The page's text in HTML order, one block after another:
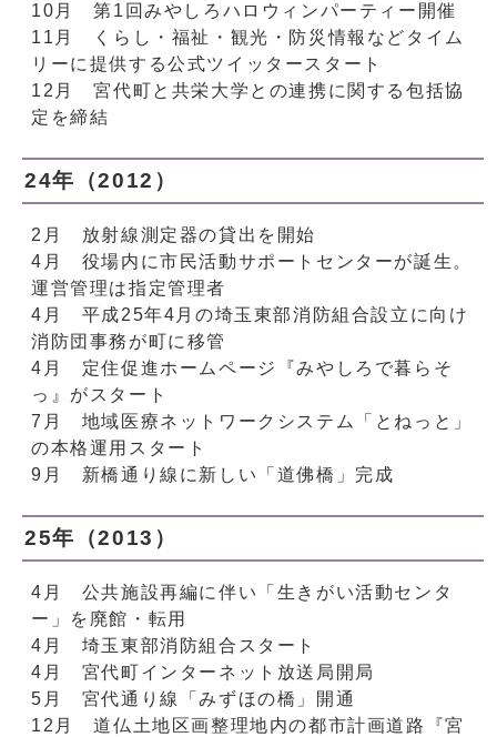
10月 第1回みやしろハロウィンパーティー開催
11月 くらし・福祉・観光・防災情報などタイム
リーに提供する公式ツイッタースタート
12月 宮代町と共栄大学との連携に関する包括協
定を締結
24年（2012）
2月 放射線測定器の貸出を開始
4月 役場内に市民活動サポートセンターが誕生。
運営管理は指定管理者
4月 平成25年4月の埼玉東部消防組合設立に向け
消防団事務が町に移管
4月 定住促進ホームページ『みやしろで暮らそ
っ』がスタート
7月 地域医療ネットワークシステム「とねっと」
の本格運用スタート
9月 新橋通り線に新しい「道佛橋」完成
25年（2013）
4月 公共施設再編に伴い「生きがい活動センタ
ー」を廃館・転用
4月 埼玉東部消防組合スタート
4月 宮代町インターネット放送局開局
5月 宮代通り線「みずほの橋」開通
12月 道仏土地区画整理地内の都市計画道路『宮